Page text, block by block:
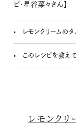
ピ・星谷菜々さん】
レモンクリームの
このレシピを教え
レモンクリ